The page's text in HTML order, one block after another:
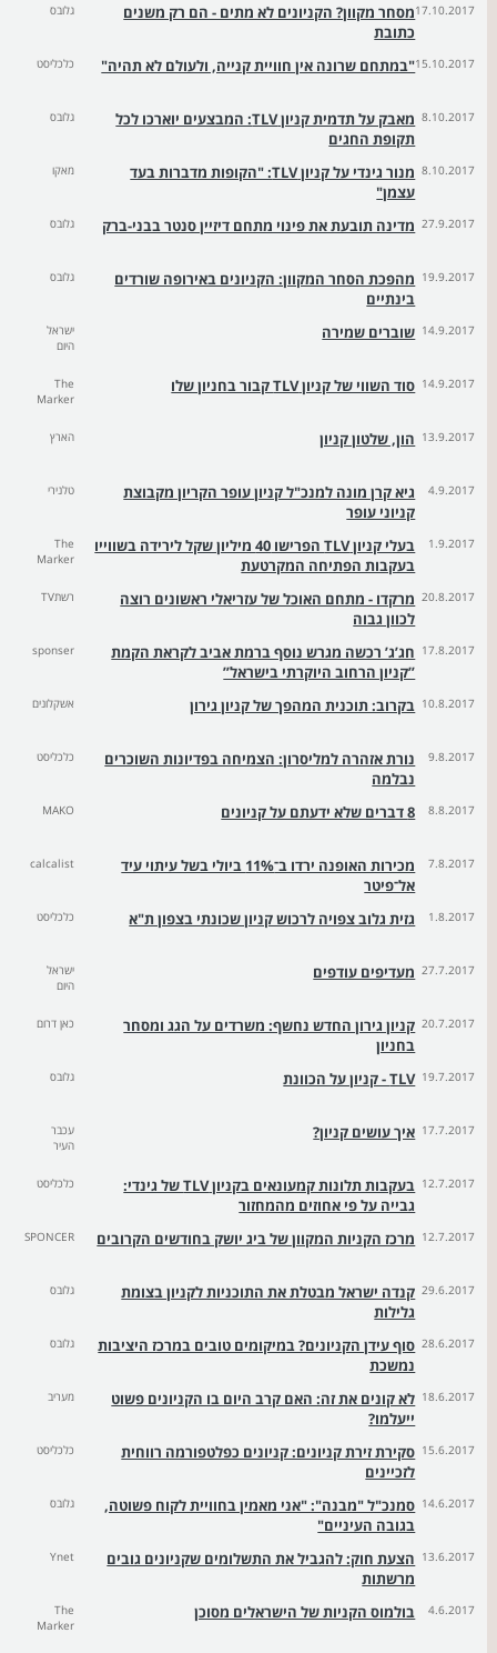
17.10.2017מסחר מקוון? הקניונים לא מתים - הם רק משנים
כתובת
גלובס
15.10.2017"במתחם שרונה אין חוויית קנייה, ולעולם לא תהיה" כלכליסט
8.10.2017
מאבק על תדמית קניון TLV: המבצעים יוארכו לכל
תקופת החגים
גלובס
8.10.2017
מנור גינדי על קניון TLV: "הקופות מדברות בעד
עצמן"
מאקו
27.9.2017 מדינה תובעת את פינוי מתחם דיזיין סנטר בבני-ברק גלובס
19.9.2017 מהפכת הסחר המקוון: הקניונים באירופה שורדים
בינתיים
גלובס
14.9.2017 שוברים שמירה
ישראל
היום
14.9.2017 סוד השווי של קניון TLV קבור בחניון שלו
The
Marker
13.9.2017 הון, שלטון קניון הארץ
4.9.2017
גיא קרן מונה למנכ"ל קניון עופר הקריון מקבוצת
קניוני עופר
טלנירי
1.9.2017
בעלי קניון TLV הפרישו 40 מיליון שקל לירידה בשווייו
בעקבות הפתיחה המקרטעת
The
Marker
20.8.2017 מרקדו - מתחם האוכל של עזריאלי ראשונים רוצה
לכוון גבוה
רשתTV
17.8.2017 חג’ג’ רכשה מגרש נוסף ברמת אביב לקראת הקמת
”קניון הרחוב היוקרתי בישראל”
sponser
10.8.2017 בקרוב: תוכנית המהפך של קניון גירון אשקלונים
9.8.2017
נורת אזהרה למליסרון: הצמיחה בפדיונות השוכרים
נבלמה
כלכליסט
8.8.2017 8 דברים שלא ידעתם על קניונים MAKO
7.8.2017
מכירות האופנה ירדו ב־11% ביולי בשל עיתוי עיד
אל־פיטר
calcalist
1.8.2017 גזית גלוב צפויה לרכוש קניון שכונתי בצפון ת"א כלכליסט
27.7.2017 מעדיפים עודפים
ישראל
היום
20.7.2017 קניון גירון החדש נחשף: משרדים על הגג ומסחר
בחניון
כאן דרום
19.7.2017 TLV - קניון על הכוונת גלובס
17.7.2017 איך עושים קניון?
עכבר
העיר
12.7.2017
בעקבות תלונות קמעונאים בקניון TLV של גינדי:
גבייה על פי אחוזים מהמחזור
כלכליסט
12.7.2017 מרכז הקניות המקוון של ביג יושק בחודשים הקרובים SPONCER
29.6.2017 קנדה ישראל מבטלת את התוכניות לקניון בצומת
גלילות
גלובס
28.6.2017 סוף עידן הקניונים? במיקומים טובים במרכז היציבות
נמשכת
גלובס
18.6.2017 לא קונים את זה: האם קרב היום בו הקניונים פשוט
ייעלמו?
מעריב
15.6.2017 סקירת זירת קניונים: קניונים כפלטפורמה רווחית
לזכיינים
כלכליסט
14.6.2017 סמנכ"ל "מבנה": "אני מאמין בחוויית לקוח פשוטה,
בגובה העיניים"
גלובס
13.6.2017 הצעת חוק: להגביל את התשלומים שקניונים גובים
מרשתות
Ynet
4.6.2017 בולמוס הקניות של הישראלים מסוכן
The
Marker